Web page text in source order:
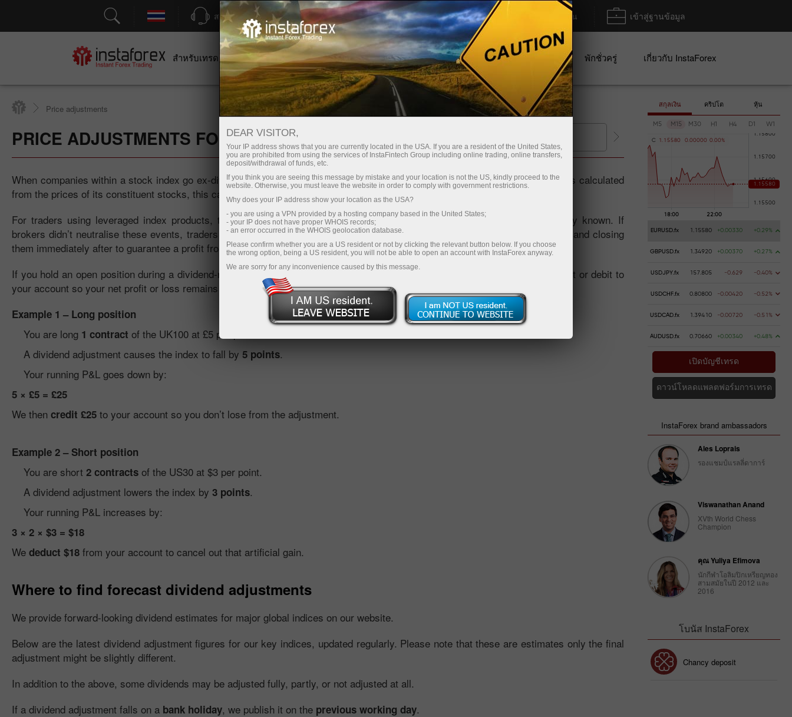
สนับสนุน เปิดบัญชีเทรดทันที แพลตฟอร์มการเทรด ฝาก/ถอน เข้าสู่ฐานข้อมูล
สำหรับเทรดเดอร์ สำหรับผู้เริ่มต้นใหม่ สำหรับนักลงทุน สำหรับหุ้นส่วน แคมเปญ พักชั่วครู่ เกี่ยวกับ InstaForex
Price adjustments
PRICE ADJUSTMENTS FOR INDICES เปิดบัญชีเทรด
When companies within a stock index go ex-dividend, their share prices typically fall by the dividend amount. Since an index is calculated
from the prices of its constituent stocks, this causes the index level to decline by a predictable amount.
For traders using leveraged index products, these drops are not genuine market moves — they are expected and publicly known. If
brokers didn’t neutralise these events, traders could exploit them by opening large short positions just before the adjustment and closing
them immediately after to guarantee a profit from a price change that wasn’t driven by supply and demand.
If you hold an open position during a dividend-related adjustment, we offset the effect for you. This is done by applying a credit or debit to
your account so your net profit or loss remains unaffected by the scheduled dividend move.
Example 1 – Long position
You are long 1 contract of the UK100 at £5 per point.
A dividend adjustment causes the index to fall by 5 points.
Your running P&L goes down by:
5 × £5 = £25
We then credit £25 to your account so you don’t lose from the adjustment.
Example 2 – Short position
You are short 2 contracts of the US30 at $3 per point.
A dividend adjustment lowers the index by 3 points.
Your running P&L increases by:
3 × 2 × $3 = $18
We deduct $18 from your account to cancel out that artificial gain.
Where to find forecast dividend adjustments
We provide forward-looking dividend estimates for major global indices on our website.
Below are the latest dividend adjustment figures for our key indices, updated regularly. Please note that these are estimates only the final
adjustment might be slightly different.
In addition to the above, some dividends may be adjusted fully, partly, or not adjusted at all.
If a dividend adjustment falls on a bank holiday, we publish it on the previous working day.
สกุลเงิน คริปโต หุ้น
M5 M15 M30 H1 H4 D1 W1
C 1 . 1 5580 0 .00000 0 .00%
EURUSD.fx 1.15580 +0.00330 +0.29%
GBPUSD.fx 1.34920 +0.00370 +0.27%
USDJPY.fx 157.805 -0.629 -0.40%
USDCHF.fx 0.80800 -0.00420 -0.52%
USDCAD.fx 1.39410 -0.00720 -0.51%
AUDUSD.fx 0.70660 +0.00340 +0.48%
เปิดบัญชีเทรด
ดาวน์โหลดแพลตฟอร์มการเทรด
InstaForex brand ambassadors
Ales Loprais
รองแชมป์แรลลี่ดาการ์
Viswanathan Anand
XVth World Chess
Champion
คุณ Yuliya Efimova
นักกีฬาโอลิมปิกเหรียญทอง
สามสมัยในปี 2012 และ
2016
โบนัส InstaForex
Chancy deposit
DEAR VISITOR,
Your IP address shows that you are currently located in the USA. If you are a resident of the United States,
you are prohibited from using the services of InstaFintech Group including online trading, online transfers,
deposit/withdrawal of funds, etc.
If you think you are seeing this message by mistake and your location is not the US, kindly proceed to the
website. Otherwise, you must leave the website in order to comply with government restrictions.
Why does your IP address show your location as the USA?
- you are using a VPN provided by a hosting company based in the United States;
- your IP does not have proper WHOIS records;
- an error occurred in the WHOIS geolocation database.
Please confirm whether you are a US resident or not by clicking the relevant button below. If you choose
the wrong option, being a US resident, you will not be able to open an account with InstaForex anyway.
We are sorry for any inconvenience caused by this message.